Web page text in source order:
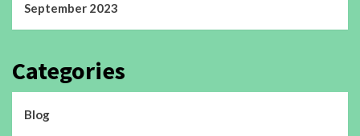
September 2023
Categories
Blog